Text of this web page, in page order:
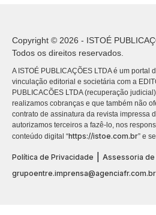
Copyright © 2026 - ISTOÉ
Todos os direitos reservados.
A ISTOÉ PUBLICAÇÕES LTDA é um portal
vinculação editorial e societária com a
PUBLICACÕES LTDA (recuperação
realizamos cobranças e que também não
contrato de assinatura da revista impressa
autorizamos terceiros a fazê-lo, nos
conteúdo digital “https://istoe.com.br” e
Política de Privacidade
Assessoria de
grupoentre.imprensa@agenciafr.com.br